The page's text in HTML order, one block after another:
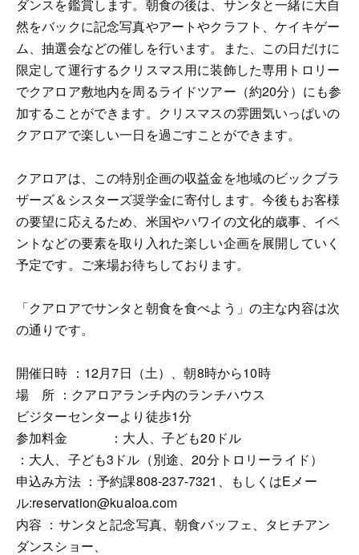
ダンスを鑑賞します。朝食の後は、サンタと一緒に大自
然をバックに記念写真やアートやクラフト、ケイキゲー
ム、抽選会などの催しを行います。また、この日だけに
限定して運行するクリスマス用に装飾した専用トロリー
でクアロア敷地内を周るライドツアー（約20分）にも参
加することができます。クリスマスの雰囲気いっぱいの
クアロアで楽しい一日を過ごすことができます。
クアロアは、この特別企画の収益金を地域のビックブラ
ザーズ＆シスターズ奨学金に寄付します。今後もお客様
の要望に応えるため、米国やハワイの文化的歳事、イベ
ントなどの要素を取り入れた楽しい企画を展開していく
予定です。ご来場お待ちしております。
「クアロアでサンタと朝食を食べよう」の主な内容は次
の通りです。
開催日時 ：12月7日（土）、朝8時から10時
場 所 ：クアロアランチ内のランチハウス
ビジターセンターより徒歩1分
参加料金 ：大人、子ども20ドル
：大人、子ども3ドル（別途、20分トロリーライド）
申込み方法 ：予約課808-237-7321、もしくはEメー
ル:reservation@kualoa.com
内容 ：サンタと記念写真、朝食バッフェ、タヒチアン
ダンスショー、